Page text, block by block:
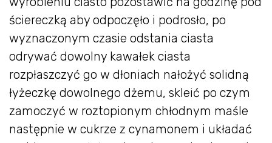
ściereczką aby odpoczęło i podrosło, po
wyznaczonym czasie odstania ciasta
odrywać dowolny kawałek ciasta
rozpłaszczyć go w dłoniach nałożyć solidną
łyżeczkę dowolnego dżemu, skleić po czym
zamoczyć w roztopionym chłodnym maśle
następnie w cukrze z cynamonem i układać